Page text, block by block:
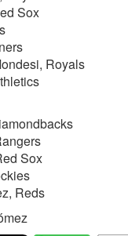
Sox
Royals
Sox
Reds